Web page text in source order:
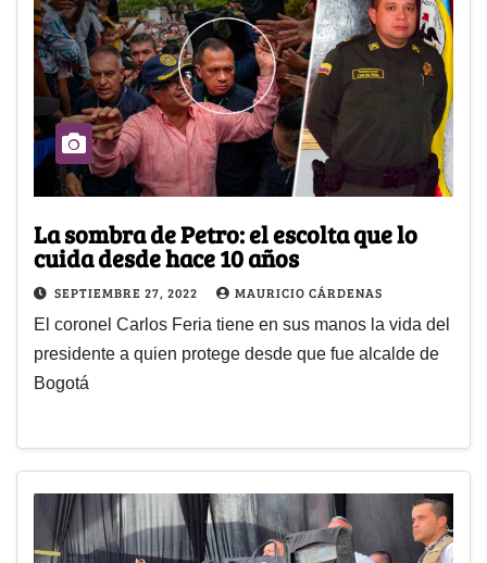
La sombra de Petro: el escolta que lo
cuida desde hace 10 años
SEPTIEMBRE 27, 2022 MAURICIO CÁRDENAS
El coronel Carlos Feria tiene en sus manos la vida del
presidente a quien protege desde que fue alcalde de
Bogotá